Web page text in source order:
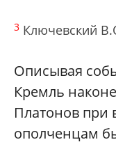
3 Ключевский
Описывая
Кремль
Платонов при
ополченцам